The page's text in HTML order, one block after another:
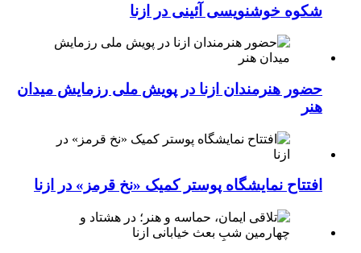
شکوه خوشنویسی آئینی در ازنا
حضور هنرمندان ازنا در پویش ملی رزمایش میدان
هنر
افتتاح نمایشگاه پوستر کمیک «نخ قرمز» در ازنا